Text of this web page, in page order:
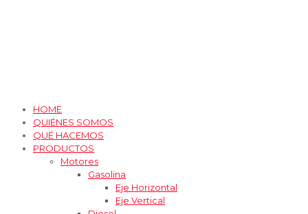
HOME
QUIÉNES SOMOS
QUÉ HACEMOS
PRODUCTOS
Motores
Gasolina
Eje Horizontal
Eje Vertical